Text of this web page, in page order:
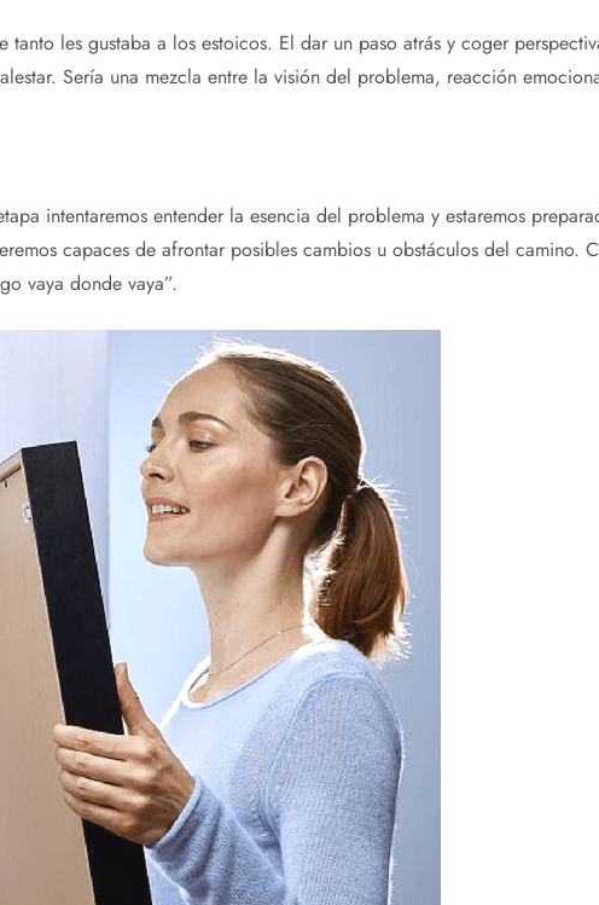
tanto les gustaba a los estoicos. El dar un paso atrás y coger
Sería una mezcla entre la visión del problema, reacción
intentaremos entender la esencia del problema y estaremos
capaces de afrontar posibles cambios u obstáculos del camino.
vaya donde vaya”.